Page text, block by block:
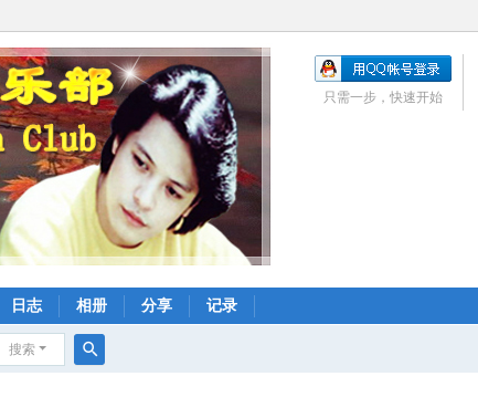
只需一步，快速开始
日志 相册 分享 记录
搜索